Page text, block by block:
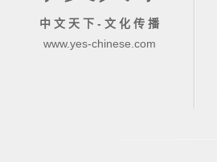
中 文 天 下 - 文 化 传 播
www.yes-chinese.com